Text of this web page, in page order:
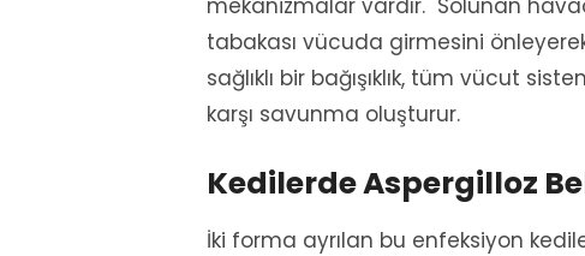
tabakası vücuda girmesini
sağlıklı bir bağışıklık, tüm vücut
karşı savunma oluşturur.
Kedilerde Aspergilloz
İki forma ayrılan bu enfeksiyon